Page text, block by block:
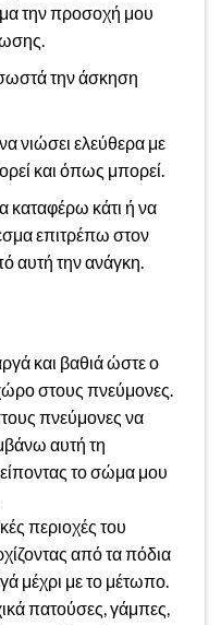
την προσοχή μου
την άσκηση
νιώσει ελεύθερα με
και όπως μπορεί.
καταφέρω κάτι ή να
επιτρέπω στον
αυτή την ανάγκη.
και βαθιά ώστε ο
στους πνεύμονες.
πνεύμονες να
αυτή τη
το σώμα μου
περιοχές του
από τα πόδια
μέχρι με το μέτωπο.
πατούσες, γάμπες,